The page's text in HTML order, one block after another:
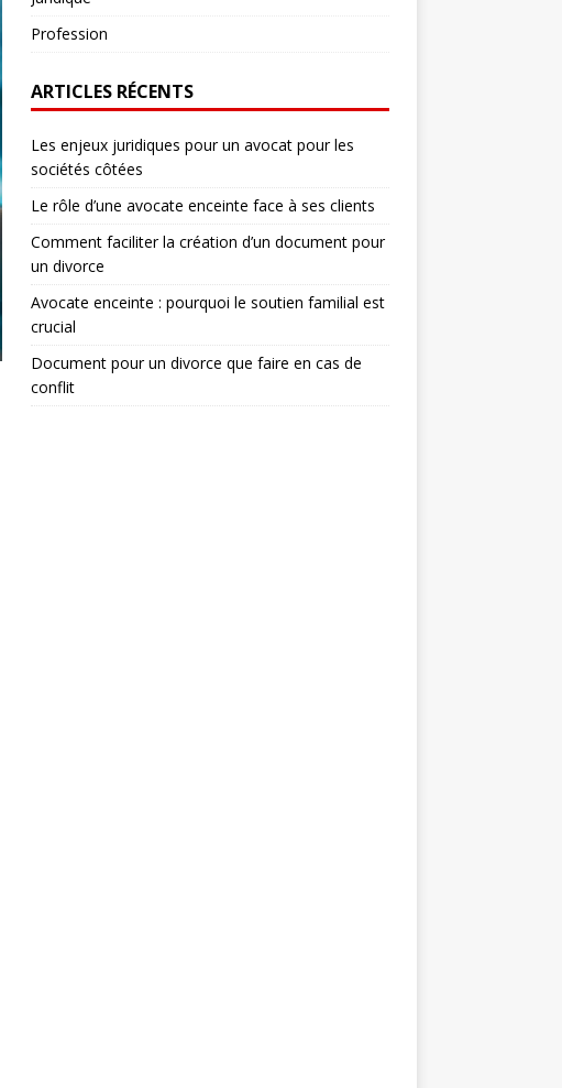
Profession
ARTICLES RÉCENTS
Les enjeux juridiques pour un avocat pour les
sociétés côtées
Le rôle d’une avocate enceinte face à ses clients
Comment faciliter la création d’un document pour
un divorce
Avocate enceinte : pourquoi le soutien familial est
crucial
Document pour un divorce que faire en cas de
conflit